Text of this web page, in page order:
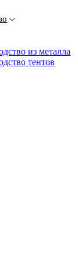
из металла
тентов